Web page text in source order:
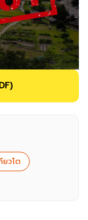
ยวโต